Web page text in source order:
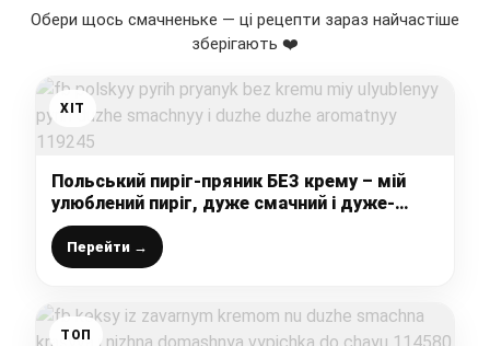
Обери щось смачненьке — ці рецепти зараз найчастіше
зберігають ❤️
ХІТ
Польський пиріг-пряник БЕЗ крему – мій
улюблений пиріг, дуже смачний і дуже-
дуже ароматний
Перейти →
ТОП